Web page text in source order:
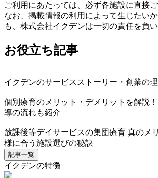
ご利用にあたっては、必ず各施設に直接ご
なお、掲載情報の利用によって生じたい
も、株式会社イクデンは一切の責任を負い
お役立ち記事
イクデンのサービスストーリー・創業の
個別療育のメリット・デメリットを解説
導の流れも紹介
放課後等デイサービスの集団療育 真のメ
様に合う施設選びの秘訣
記事一覧
イクデンの特徴